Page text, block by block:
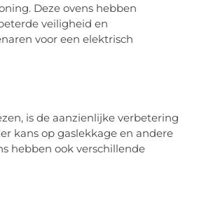
Deze ovens hebben
veiligheid en
voor een elektrisch
is de aanzienlijke verbetering
kans op gaslekkage en andere
hebben ook verschillende